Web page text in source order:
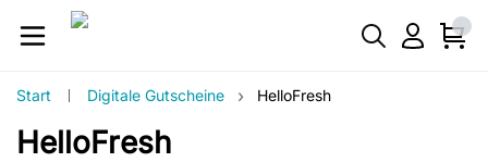
Start Digitale Gutscheine › HelloFresh
HelloFresh